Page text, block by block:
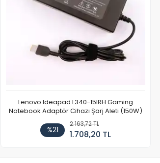
Lenovo Ideapad L340-15IRH Gaming
Notebook Adaptör Cihazı Şarj Aleti (150W)
%21
2.163,72 TL
1.708,20 TL